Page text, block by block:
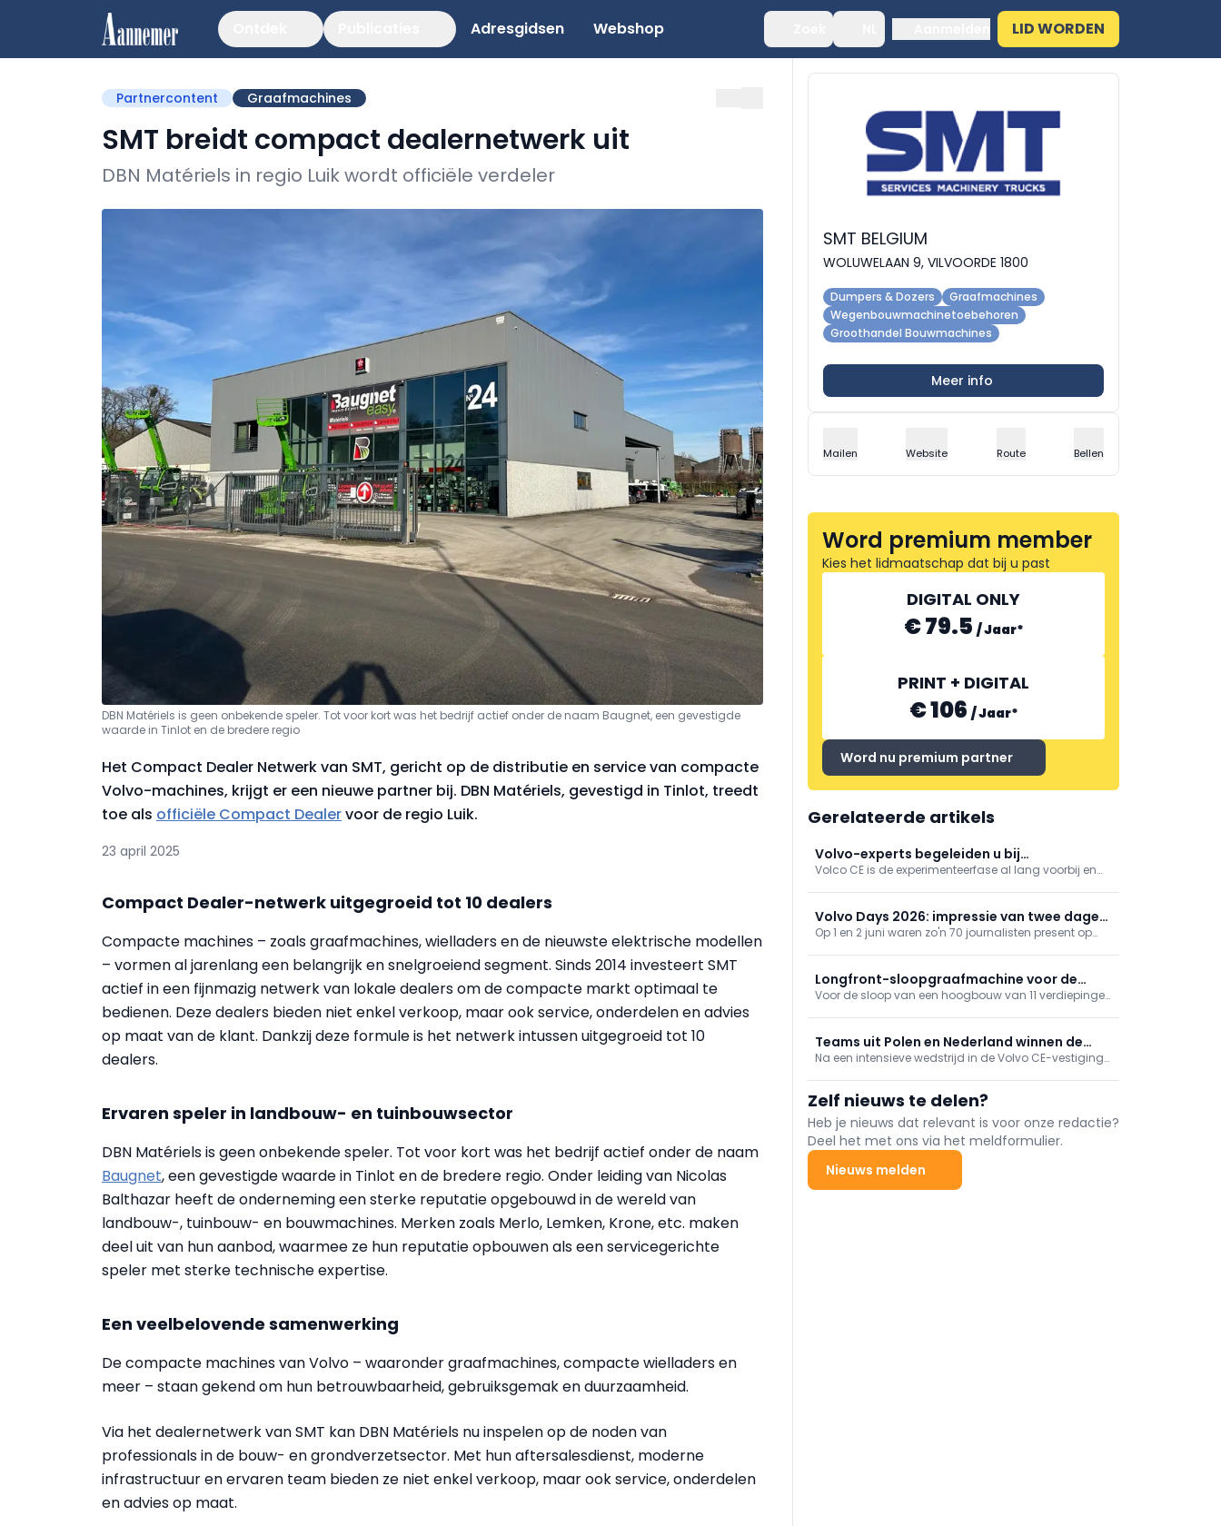
Adresgidsen Webshop LID WORDEN
Partnercontent Graafmachines
SMT breidt compact dealernetwerk uit
DBN Matériels in regio Luik wordt officiële verdeler
DBN Matériels is geen onbekende speler. Tot voor kort was het bedrijf actief onder de naam Baugnet, een gevestigde
waarde in Tinlot en de bredere regio
Het Compact Dealer Netwerk van SMT, gericht op de distributie en service van compacte
Volvo-machines, krijgt er een nieuwe partner bij. DBN Matériels, gevestigd in Tinlot, treedt
toe als officiële Compact Dealervoor de regio Luik.
23 april 2025
Compact Dealer-netwerk uitgegroeid tot 10 dealers
Compacte machines – zoals graafmachines, wielladers en de nieuwste elektrische modellen
– vormen al jarenlang een belangrijk en snelgroeiend segment. Sinds 2014 investeert SMT
actief in een fijnmazig netwerk van lokale dealers om de compacte markt optimaal te
bedienen. Deze dealers bieden niet enkel verkoop, maar ook service, onderdelen en advies
op maat van de klant. Dankzij deze formule is het netwerk intussen uitgegroeid tot 10
dealers.
Ervaren speler in landbouw- en tuinbouwsector
DBN Matériels is geen onbekende speler. Tot voor kort was het bedrijf actief onder de naam
Baugnet, een gevestigde waarde in Tinlot en de bredere regio. Onder leiding van Nicolas
Balthazar heeft de onderneming een sterke reputatie opgebouwd in de wereld van
landbouw-, tuinbouw- en bouwmachines. Merken zoals Merlo, Lemken, Krone, etc. maken
deel uit van hun aanbod, waarmee ze hun reputatie opbouwen als een servicegerichte
speler met sterke technische expertise.
Een veelbelovende samenwerking
De compacte machines van Volvo – waaronder graafmachines, compacte wielladers en
meer – staan gekend om hun betrouwbaarheid, gebruiksgemak en duurzaamheid.
Via het dealernetwerk van SMT kan DBN Matériels nu inspelen op de noden van
professionals in de bouw- en grondverzetsector. Met hun aftersalesdienst, moderne
infrastructuur en ervaren team bieden ze niet enkel verkoop, maar ook service, onderdelen
en advies op maat.
SMT BELGIUM
WOLUWELAAN 9, VILVOORDE 1800
Dumpers & Dozers
Graafmachines
Wegenbouwmachinetoebehoren
Groothandel Bouwmachines
Meer info
Mailen Website Route Bellen
Word premium member
Kies het lidmaatschap dat bij u past
DIGITAL ONLY
€ 79.5 /Jaar*
PRINT + DIGITAL
€ 106 /Jaar*
Word nu premium partner
Gerelateerde artikels
Volvo-experts begeleiden u bij
overschakeling naar elektrisch
Volco CE is de experimenteerfase al lang voorbij en
elektrische wiellader L90 Electric, de knikdumpers A30
en A40 Electric en de EWR150 Electric
bandengraafmachine
Volvo Days 2026: impressie van twee dagen
bouwmachineplezier
Op 1 en 2 juni waren zo'n 70 journalisten present op
uitnodiging in de bus voor een demo van Volvo’s
nieuwste bouwmachines. Een impressie van 24 uur
bouwmachineplezier in Zweden.
Longfront-sloopgraafmachine voor de
sloop van prefabgebouw
Voor de sloop van een hoogbouw van 11 verdiepingen
870E Demolition longfront-sloopgraafmachine.
Teams uit Polen en Nederland winnen de
Europese finale van Volvo CE Masters 2026
Na een intensieve wedstrijd in de Volvo CE-vestiging
Dutchies van SMT Netherlands B.V. zich geplaatst
voor de Volvo CE Masters World Final 2026
Zelf nieuws te delen?
Heb je nieuws dat relevant is voor onze redactie?
Deel het met ons via het meldformulier.
Nieuws melden